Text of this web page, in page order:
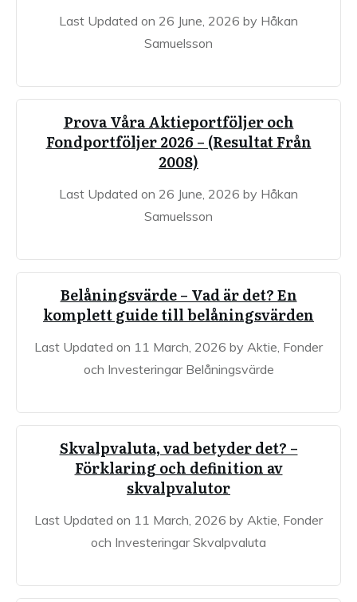
Last Updated on 26 June, 2026 by Håkan
Samuelsson
Prova Våra Aktieportföljer och
Fondportföljer 2026 – (Resultat Från
2008)
Last Updated on 26 June, 2026 by Håkan
Samuelsson
Belåningsvärde – Vad är det? En
komplett guide till belåningsvärden
Last Updated on 11 March, 2026 by Aktie, Fonder
och Investeringar Belåningsvärde
Skvalpvaluta, vad betyder det? –
Förklaring och definition av
skvalpvalutor
Last Updated on 11 March, 2026 by Aktie, Fonder
och Investeringar Skvalpvaluta